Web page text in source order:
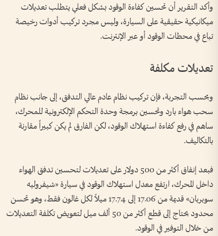
وأكد التقرير أن تحسين كفاءة الوقود بشكل فعلي يتطلب تعديلات
ميكانيكية حقيقية على السيارة، وليس مجرد تركيب أدوات رخيصة
تباع في محطات الوقود أو عبر الإنترنت.
تعديلات مكلفة
وبحسب التجربة، فإن تركيب نظام عادم عالي التدفق، إلى جانب نظام
سحب هواء بارد وتحسين برمجة وحدة التحكم الإلكترونية للمحرك،
ساهم في رفع كفاءة استهلاك الوقود، لكن الفارق لم يكن كبيراً مقارنة
بالتكاليف.
فبعد إنفاق أكثر من 500 دولار على تعديلات لتحسين تدفق الهواء
داخل المحرك، ارتفع معدل استهلاك الوقود في سيارة «شيفروليه
سوبربان» قديمة من 17.06 إلى 17.74 ميلاً لكل غالون فقط، وهو تحسن
محدود يحتاج إلى قطع أكثر من 50 ألف ميل لتعويض تكلفة التعديلات
من خلال التوفير في الوقود.